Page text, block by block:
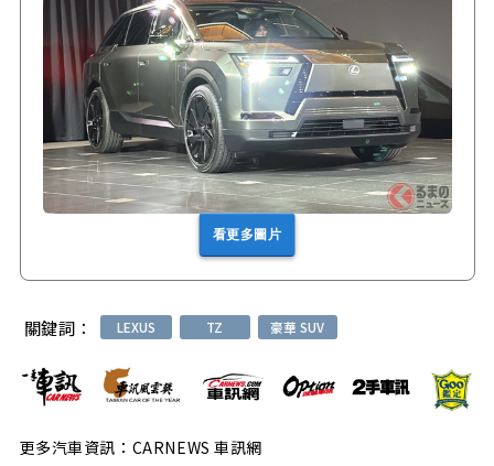
看更多圖片
關鍵詞： LEXUS TZ 豪華 SUV
更多汽車資訊：CARNEWS 車訊網